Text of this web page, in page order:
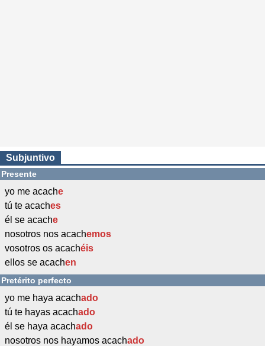
Subjuntivo
Presente
yo me acache
tú te acaches
él se acache
nosotros nos acachemos
vosotros os acachéis
ellos se acachen
Pretérito perfecto
yo me haya acachado
tú te hayas acachado
él se haya acachado
nosotros nos hayamos acachado